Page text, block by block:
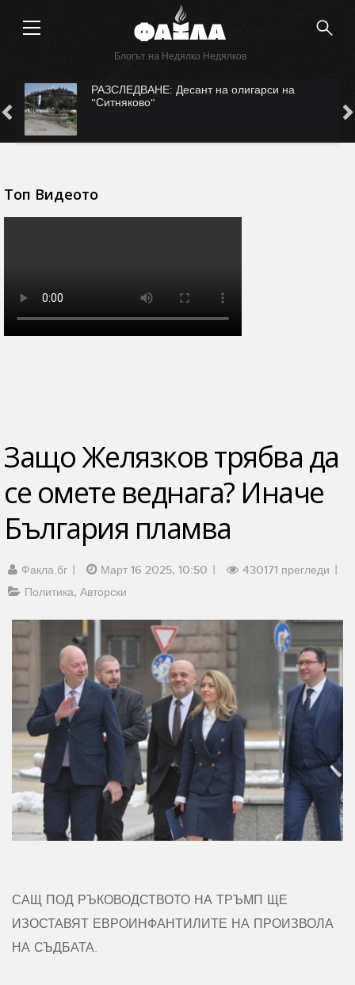
Блогът на Недялко Недялков
САМО ВЪВ "ФАКЛА": САЩ ни рекетират за
Безмер?
Топ Видеото
Защо Желязков трябва да
се омете веднага? Иначе
България пламва
Факла.бг Март 16 2025, 10:50
430171 прегледи
Политика Авторски
САЩ ПОД РЪКОВОДСТВОТО НА ТРЪМП ЩЕ
ИЗОСТАВЯТ ЕВРОИНФАНТИЛИТЕ НА ПРОИЗВОЛА
НА СЪДБАТА.